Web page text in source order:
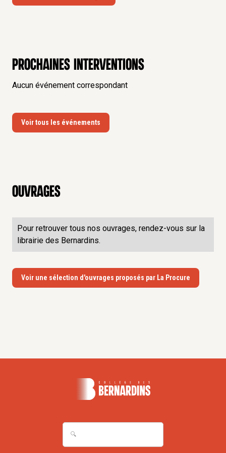
Prochaines interventions
Aucun événement correspondant
Voir tous les événements
Ouvrages
Pour retrouver tous nos ouvrages, rendez-vous sur la
librairie des Bernardins.
Voir une sélection d'ouvrages proposés par La Procure